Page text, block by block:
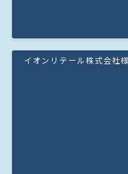
行システム）を導入
から脱却し、工場の
イオンリテール株式会社様